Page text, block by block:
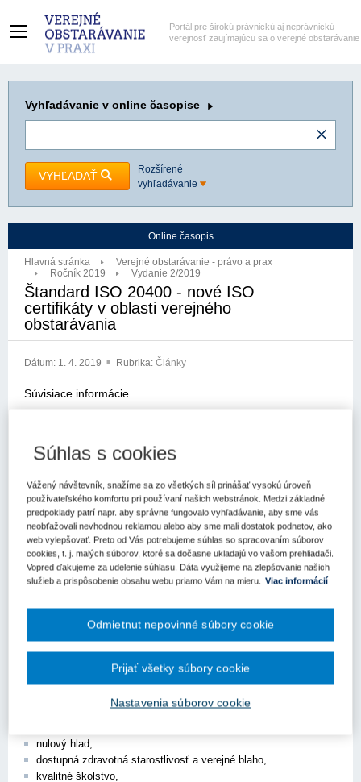
Portál pre širokú právnickú aj neprávnickú
verejnosť zaujímajúcu sa o verejné obstarávanie
Vyhľadávanie v online časopise
VYHĽADAŤ
Rozšírené
vyhľadávanie
Online časopis
Hlavná stránka
Verejné obstarávanie - právo a prax
Ročník 2019
Vydanie 2/2019
Štandard ISO 20400 - nové ISO
certifikáty v oblasti verejného
obstarávania
Dátum: 1. 4. 2019 Rubrika: Články
Súvisiace informácie
Verejná správa ISO certifikáty
Register kľúčových slov
V tomto príspevku si dovolíme predstaviť nový štandard ISO
20400, princípy na ktorých je tento štandard postavený, ako aj
jeho použitie v prostredí slovenského verejného obstarávania.
Čo je ISO 20400 a akými zásadami sa riadi
Štandard ISO 20400 je medzinárodne uznávaný štandard pre
udržateľné verejné obstarávania. Svoje princípy odvodzuje od
princípov udržateľného rozvoja Organizácie spojených národov
(OSN), ktorá zakotvuje tieto princípy udržateľného rozvoja
nulový hlad,
dostupná zdravotná starostlivosť a verejné blaho,
kvalitné školstvo,
Súhlas s cookies
Vážený návštevník, snažíme sa zo všetkých síl prinášať vysokú úroveň
používateľského komfortu pri používaní našich webstránok. Medzi základné
predpoklady patrí napr. aby správne fungovalo vyhľadávanie, aby sme vás
neobťažovali nevhodnou reklamou alebo aby sme mali dostatok podnetov, ako
web vylepšovať. Preto od Vás potrebujeme súhlas so spracovaním súborov
cookies, t. j. malých súborov, ktoré sa dočasne ukladajú vo vašom prehliadači.
Vopred ďakujeme za udelenie súhlasu. Dáta využijeme na zlepšovanie našich
služieb a prispôsobenie obsahu webu priamo Vám na mieru.
Viac informácií
Nastavenia súborov cookie
Odmietnut nepovinné súbory cookie
Prijať všetky súbory cookie